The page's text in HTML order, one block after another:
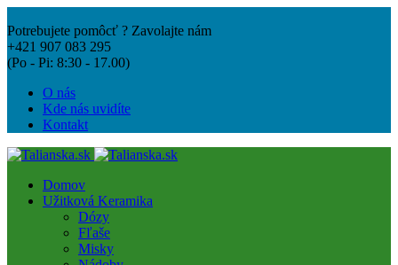
Potrebujete pomôcť ? Zavolajte nám
+421 907 083 295
(Po - Pi: 8:30 - 17.00)
O nás
Kde nás uvidíte
Kontakt
Domov
Užitková Keramika
Dózy
Fľaše
Misky